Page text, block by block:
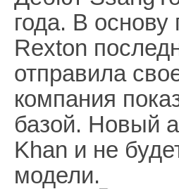
года. В основу
Rexton
отправила
компания
базой. Новый
Khan и не
модели.